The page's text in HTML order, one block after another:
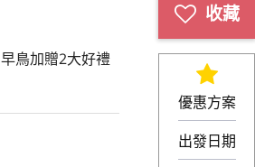
優惠方案
出發日期
早鳥加贈2大好禮